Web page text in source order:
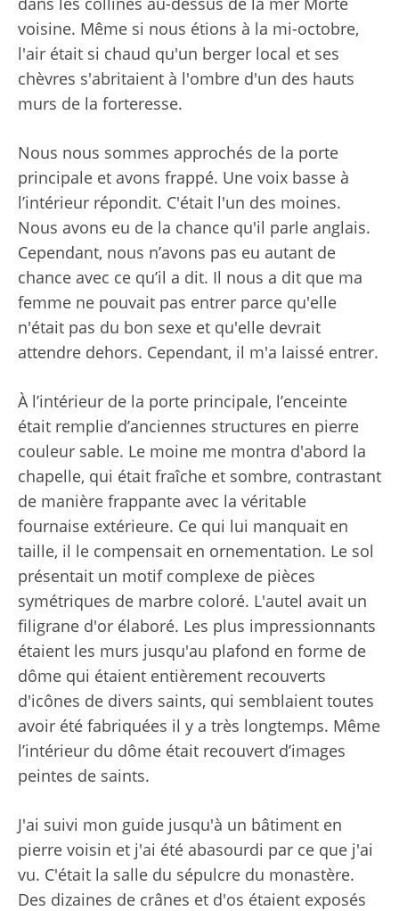
voisine. Même si nous étions à la mi-octobre,
l'air était si chaud qu'un berger local et ses
chèvres s'abritaient à l'ombre d'un des hauts
murs de la forteresse.
Nous nous sommes approchés de la porte
principale et avons frappé. Une voix basse à
l’intérieur répondit. C'était l'un des moines.
Nous avons eu de la chance qu'il parle anglais.
Cependant, nous n’avons pas eu autant de
chance avec ce qu’il a dit. Il nous a dit que ma
femme ne pouvait pas entrer parce qu'elle
n'était pas du bon sexe et qu'elle devrait
attendre dehors. Cependant, il m'a laissé entrer.
À l’intérieur de la porte principale, l’enceinte
était remplie d’anciennes structures en pierre
couleur sable. Le moine me montra d'abord la
chapelle, qui était fraîche et sombre, contrastant
de manière frappante avec la véritable
fournaise extérieure. Ce qui lui manquait en
taille, il le compensait en ornementation. Le sol
présentait un motif complexe de pièces
symétriques de marbre coloré. L'autel avait un
filigrane d'or élaboré. Les plus impressionnants
étaient les murs jusqu'au plafond en forme de
dôme qui étaient entièrement recouverts
d'icônes de divers saints, qui semblaient toutes
avoir été fabriquées il y a très longtemps. Même
l’intérieur du dôme était recouvert d’images
peintes de saints.
J'ai suivi mon guide jusqu'à un bâtiment en
pierre voisin et j'ai été abasourdi par ce que j'ai
vu. C'était la salle du sépulcre du monastère.
Des dizaines de crânes et d'os étaient exposés